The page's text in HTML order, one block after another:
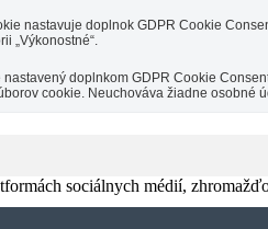
nastavuje doplnok GDPR Cookie
„Výkonostné“.
doplnkom GDPR Cookie
cookie. Neuchováva žiadne osobné
sociálnych médií,